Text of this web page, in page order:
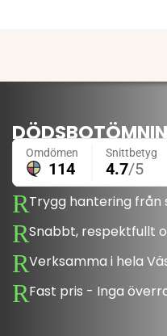
RTrygg hantering från
RSnabbt, respektfullt
RVerksamma i hela
RFast pris - Inga